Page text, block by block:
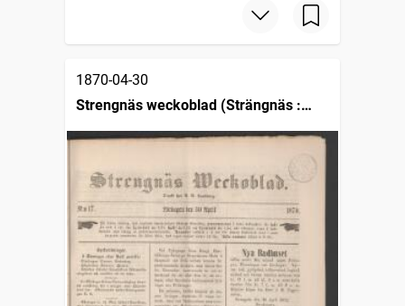
1870-04-30
Strengnäs weckoblad (Strängnäs :